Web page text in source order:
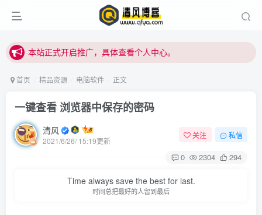
站内下载链接有问题请私信站长 - 清风博客
站内下载链接有问题请私信站长 - 清风博客
首页 精品资源 电脑软件 正文
一键查看 浏览器中保存的密码
清风
2021/6/26/ 15:19更新
关注 私信
0 2304 294
Time always save the best for last.
时间总把最好的人留到最后